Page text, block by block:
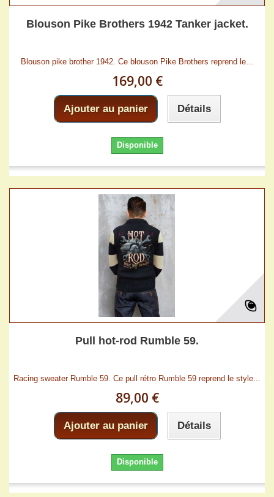
Blouson Pike Brothers 1942 Tanker jacket.
Blouson pike brother 1942. Ce blouson Pike Brothers reprend le...
169,00 €
Ajouter au panier Détails
Disponible
Pull hot-rod Rumble 59.
Racing sweater Rumble 59. Ce pull rétro Rumble 59 reprend le style...
89,00 €
Ajouter au panier Détails
Disponible